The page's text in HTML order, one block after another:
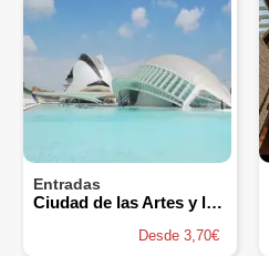
Entradas
Ciudad de las Artes y las Ciencias
Desde 3,70€